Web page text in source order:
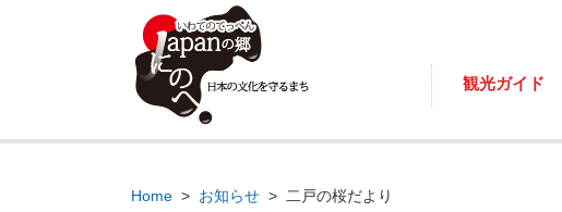
観光ガイド
Home > お知らせ > 二戸の桜だより